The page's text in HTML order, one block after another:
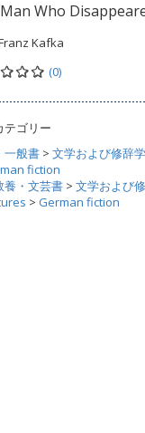
Who
Kafka
(0)
テゴリー
一般書 > 文学および修辞学
fiction
養・文芸書 > 文学および
> German fiction